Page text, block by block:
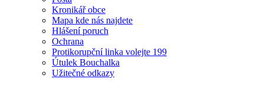
Kronikář obce
Mapa kde nás najdete
Hlášení poruch
Ochrana
Protikorupční linka volejte 199
Útulek Bouchalka
Užitečné odkazy